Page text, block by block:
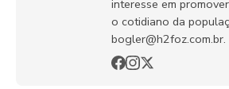
interesse em
o cotidiano da
bogler@h2foz.com.br.